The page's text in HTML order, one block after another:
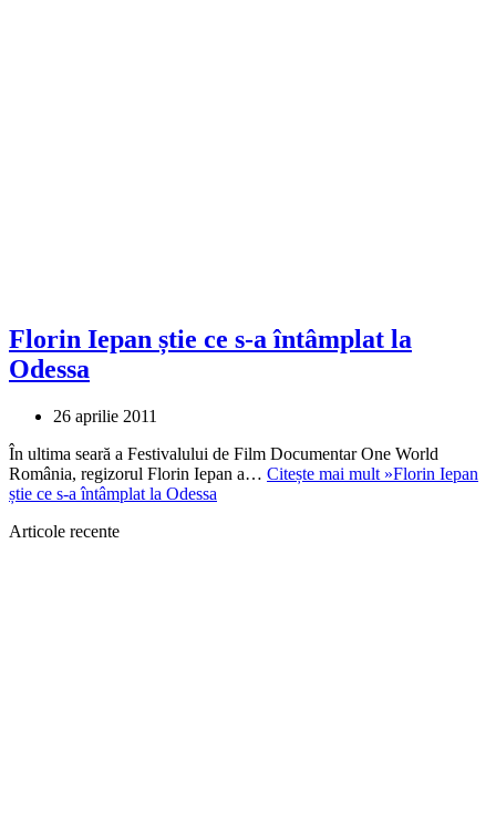
Florin Iepan știe ce s-a întâmplat la
Odessa
26 aprilie 2011
În ultima seară a Festivalului de Film Documentar One World
România, regizorul Florin Iepan a… Citește mai mult »Florin Iepan
știe ce s-a întâmplat la Odessa
Articole recente